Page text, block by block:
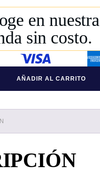
en nuestra
sin costo.
AÑADIR AL CARRITO